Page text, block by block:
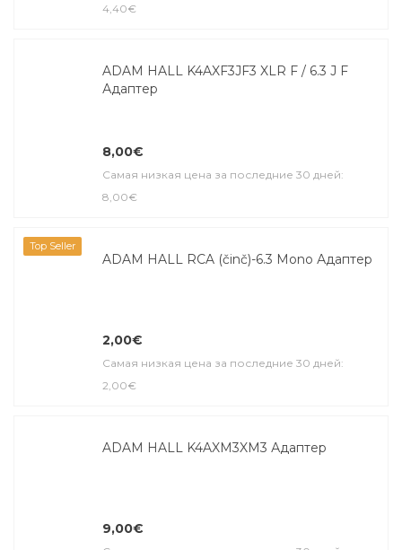
4,40€
ADAM HALL K4AXF3JF3 XLR F / 6.3 J F
Адаптер
8,00€
Самая низкая цена за последние 30 дней:
8,00€
Top Seller
ADAM HALL RCA (činč)-6.3 Mono Адаптер
2,00€
Самая низкая цена за последние 30 дней:
2,00€
ADAM HALL K4AXM3XM3 Адаптер
9,00€